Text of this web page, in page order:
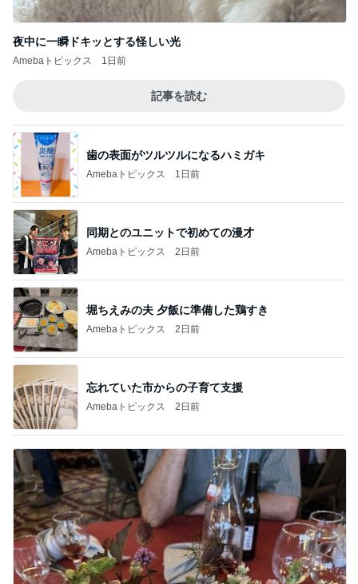
夜中に一瞬ドキッとする怪しい光
Amebaトピックス 1日前
記事を読む
歯の表面がツルツルになるハミガキ
Amebaトピックス 1日前
同期とのユニットで初めての漫才
Amebaトピックス 2日前
堀ちえみの夫 夕飯に準備した鶏すき
Amebaトピックス 2日前
忘れていた市からの子育て支援
Amebaトピックス 2日前